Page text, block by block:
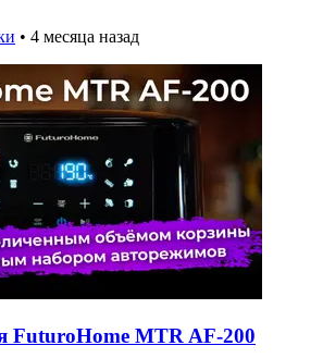
• 4 месяца назад
FuturoHome MTR AF-200